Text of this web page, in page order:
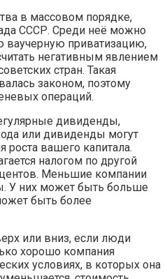
в массовом порядке,
СССР. Среди неё можно
приватизацию,
негативным явлением
стран. Такая
законом, поэтому
операций.
дивиденды,
или дивиденды могут
вашего капитала.
налогом по другой
Меньшие компании
У них может быть больше
быть более
или вниз, если люди
хорошо компания
условиях, в которых она